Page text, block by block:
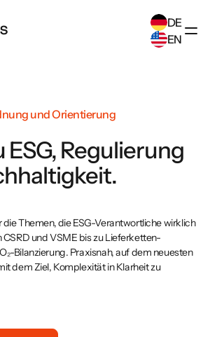
DE
EN
English(EN
und Orientierung
ESG, Regulierung
Themen, die ESG-Verantwortliche wirklich
und VSME bis zu Lieferketten-
Bilanzierung. Praxisnah, auf dem neuesten
dem Ziel, Komplexität in Klarheit zu